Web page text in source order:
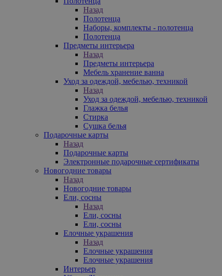
Назад
Полотенца
Наборы, комплекты - полотенца
Полотенца
Предметы интерьера
Назад
Предметы интерьера
Мебель хранение ванна
Уход за одеждой, мебелью, техникой
Назад
Уход за одеждой, мебелью, техникой
Глажка белья
Стирка
Сушка белья
Подарочные карты
Назад
Подарочные карты
Электронные подарочные сертификаты
Новогодние товары
Назад
Новогодние товары
Ели, сосны
Назад
Ели, сосны
Ели, сосны
Елочные украшения
Назад
Елочные украшения
Елочные украшения
Интерьер